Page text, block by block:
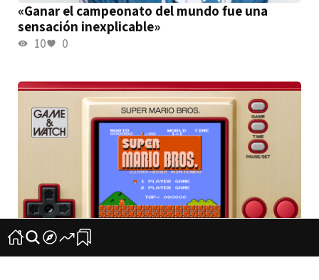
«Ganar el campeonato del mundo fue una
sensación inexplicable»
10 0